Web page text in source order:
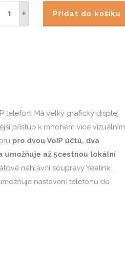
Přidat do košíku
telefon. Má velký grafický displej
přístup k mnohem více vizuálním
pro dvou VoIP účtú, dva
umožňuje až 5cestnou lokální
náhlavní soupravy Yealink.
nastavení telefonu do